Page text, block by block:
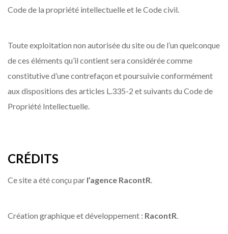
Code de la propriété intellectuelle et le Code civil.
Toute exploitation non autorisée du site ou de l’un quelconque
de ces éléments qu’il contient sera considérée comme
constitutive d’une contrefaçon et poursuivie conformément
aux dispositions des articles L.335-2 et suivants du Code de
Propriété Intellectuelle.
CRÉDITS
Ce site a été conçu par l’agence RacontR.
Création graphique et développement : RacontR.